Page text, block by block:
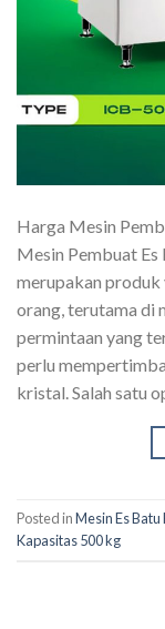
Harga Mesin
Mesin Pembuat
merupakan produk
orang, terutama di
permintaan yang
perlu
kristal. Salah satu
Posted inMesin Es Batu
Kapasitas 500 kg